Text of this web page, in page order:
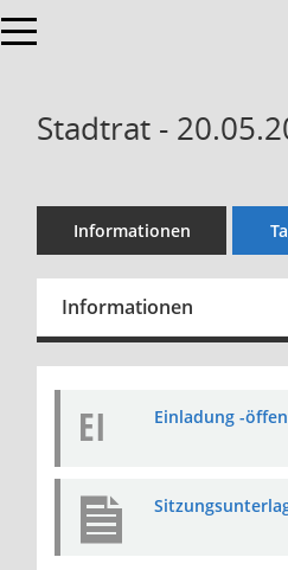
Toggle navigation
Stadtrat -
Informationen
Informationen
EI Einladung -